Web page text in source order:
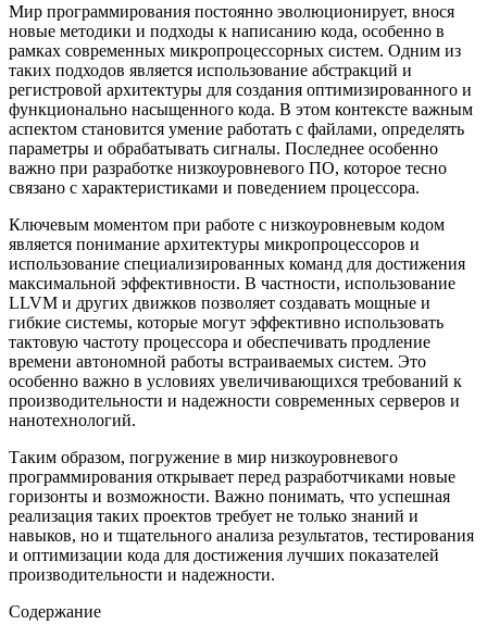
Мир программирования постоянно эволюционирует, внося
новые методики и подходы к написанию кода, особенно в
рамках современных микропроцессорных систем. Одним из
таких подходов является использование абстракций и
регистровой архитектуры для создания оптимизированного и
функционально насыщенного кода. В этом контексте важным
аспектом становится умение работать с файлами, определять
параметры и обрабатывать сигналы. Последнее особенно
важно при разработке низкоуровневого ПО, которое тесно
связано с характеристиками и поведением процессора.
Ключевым моментом при работе с низкоуровневым кодом
является понимание архитектуры микропроцессоров и
использование специализированных команд для достижения
максимальной эффективности. В частности, использование
LLVM и других движков позволяет создавать мощные и
гибкие системы, которые могут эффективно использовать
тактовую частоту процессора и обеспечивать продление
времени автономной работы встраиваемых систем. Это
особенно важно в условиях увеличивающихся требований к
производительности и надежности современных серверов и
нанотехнологий.
Таким образом, погружение в мир низкоуровневого
программирования открывает перед разработчиками новые
горизонты и возможности. Важно понимать, что успешная
реализация таких проектов требует не только знаний и
навыков, но и тщательного анализа результатов, тестирования
и оптимизации кода для достижения лучших показателей
производительности и надежности.
Содержание